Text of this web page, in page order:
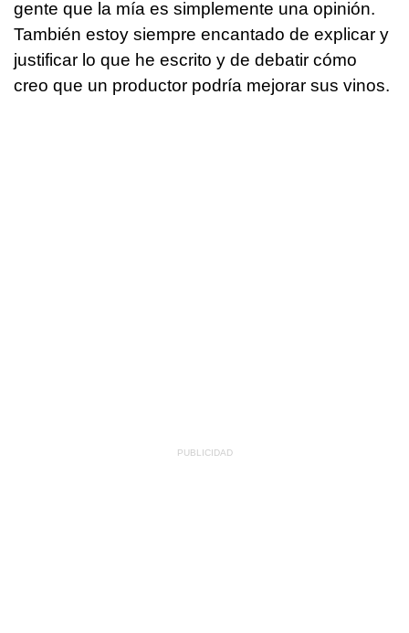
gente que la mía es simplemente una opinión.
También estoy siempre encantado de explicar y
justificar lo que he escrito y de debatir cómo
creo que un productor podría mejorar sus vinos.